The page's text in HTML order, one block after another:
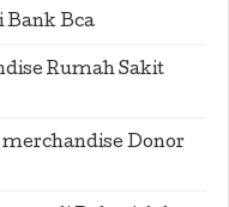
Bank Bca
Rumah Sakit
Donor